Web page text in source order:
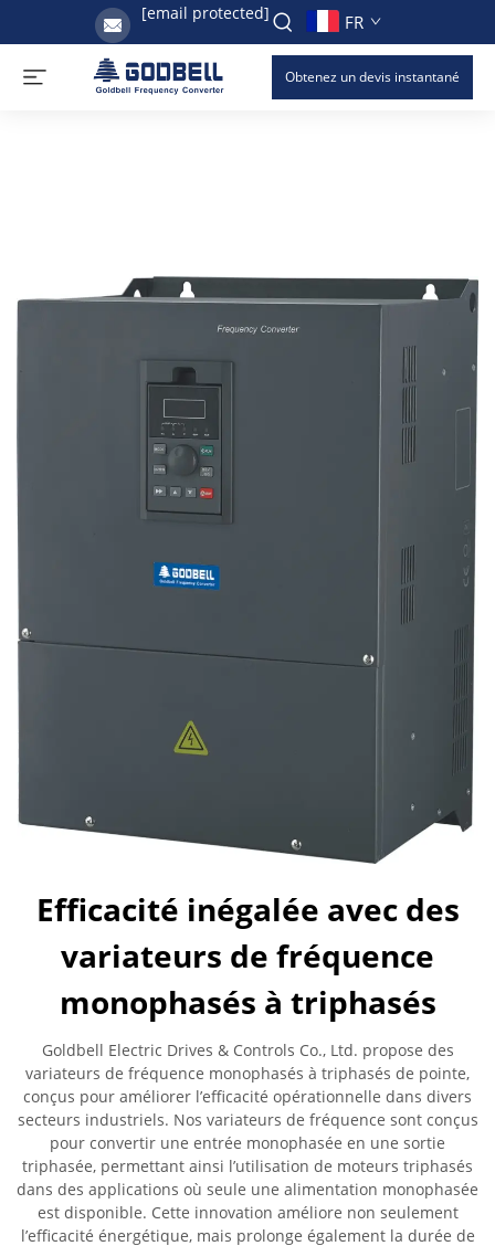
[email protected] FR
Obtenez un devis instantané
Efficacité inégalée avec des
variateurs de fréquence
monophasés à triphasés
Goldbell Electric Drives & Controls Co., Ltd. propose des
variateurs de fréquence monophasés à triphasés de pointe,
conçus pour améliorer l’efficacité opérationnelle dans divers
secteurs industriels. Nos variateurs de fréquence sont conçus
pour convertir une entrée monophasée en une sortie
triphasée, permettant ainsi l’utilisation de moteurs triphasés
dans des applications où seule une alimentation monophasée
est disponible. Cette innovation améliore non seulement
l’efficacité énergétique, mais prolonge également la durée de